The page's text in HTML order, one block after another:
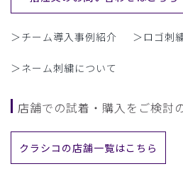
＞チーム導入事例紹介 ＞ロゴ刺
＞ネーム刺繍について
店舗での試着・購入をご検討
クラシコの店舗一覧はこちら